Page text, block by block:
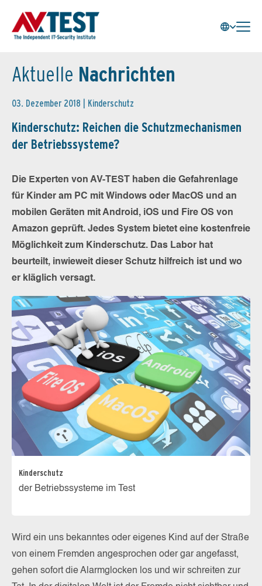
Aktuelle Nachrichten
03. Dezember 2018 | Kinderschutz
Kinderschutz: Reichen die Schutzmechanismen
der Betriebssysteme?
Die Experten von AV-TEST haben die Gefahrenlage
für Kinder am PC mit Windows oder MacOS und an
mobilen Geräten mit Android, iOS und Fire OS von
Amazon geprüft. Jedes System bietet eine kostenfreie
Möglichkeit zum Kinderschutz. Das Labor hat
beurteilt, inwieweit dieser Schutz hilfreich ist und wo
er kläglich versagt.
Kinderschutz
der Betriebssysteme im Test
Wird ein uns bekanntes oder eigenes Kind auf der Straße
von einem Fremden angesprochen oder gar angefasst,
gehen sofort die Alarmglocken los und wir schreiten zur